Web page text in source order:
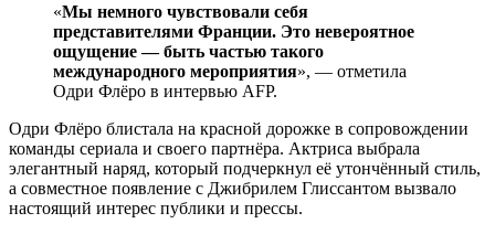
«Мы немного чувствовали себя
представителями Франции. Это невероятное
ощущение — быть частью такого
международного мероприятия», — отметила
Одри Флёро в интервью AFP.
Одри Флёро блистала на красной дорожке в сопровождении
команды сериала и своего партнёра. Актриса выбрала
элегантный наряд, который подчеркнул её утончённый стиль,
а совместное появление с Джибрилем Глиссантом вызвало
настоящий интерес публики и прессы.